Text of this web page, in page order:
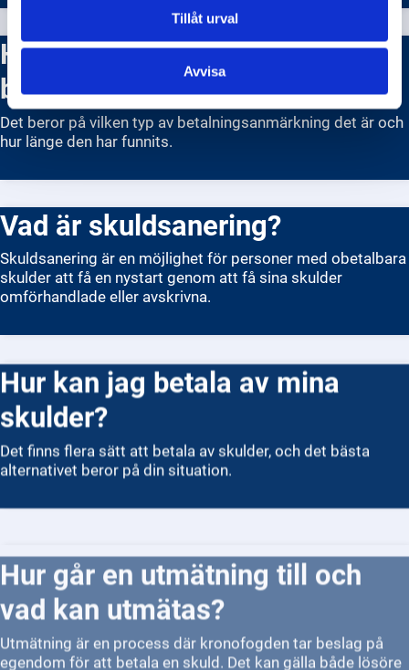
Tillåt urval
Avvisa
Hur får man bort en
betalningsanmärkning?
Det beror på vilken typ av betalningsanmärkning det är och
hur länge den har funnits.
Vad är skuldsanering?
Skuldsanering är en möjlighet för personer med obetalbara
skulder att få en nystart genom att få sina skulder
omförhandlade eller avskrivna.
Hur kan jag betala av mina
skulder?
Det finns flera sätt att betala av skulder, och det bästa
alternativet beror på din situation.
Hur går en utmätning till och
vad kan utmätas?
Utmätning är en process där kronofogden tar beslag på
egendom för att betala en skuld. Det kan gälla både lösöre
och fast egendom.